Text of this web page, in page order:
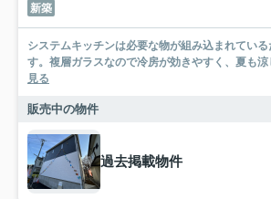
新築
システムキッチンは必要な物が組み込まれてい
す。複層ガラスなので冷房が効きやすく、夏も
見る
販売中の物件
過去掲載物件